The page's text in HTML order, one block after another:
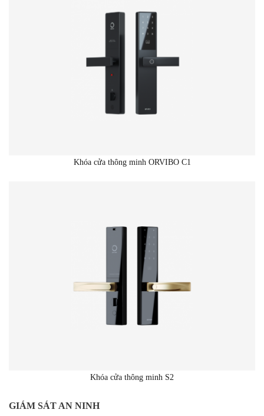
Khóa cửa thông minh ORVIBO C1
Khóa cửa thông minh S2
GIÁM SÁT AN NINH